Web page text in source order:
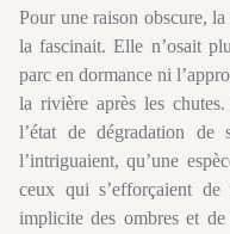
Pour une raison obscure,
la fascinait. Elle n’osait
parc en dormance ni
la rivière après les
l’état de dégradation de
l’intriguaient, qu’une
ceux qui s’efforçaient de
implicite des ombres et